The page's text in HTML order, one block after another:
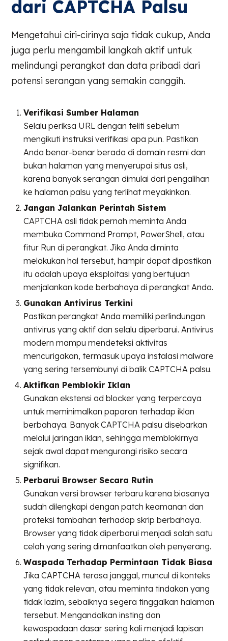
dari CAPTCHA Palsu
Mengetahui ciri-cirinya saja tidak cukup, Anda
juga perlu mengambil langkah aktif untuk
melindungi perangkat dan data pribadi dari
potensi serangan yang semakin canggih.
Verifikasi Sumber Halaman
Selalu periksa URL dengan teliti sebelum
mengikuti instruksi verifikasi apa pun. Pastikan
Anda benar-benar berada di domain resmi dan
bukan halaman yang menyerupai situs asli,
karena banyak serangan dimulai dari pengalihan
ke halaman palsu yang terlihat meyakinkan.
Jangan Jalankan Perintah Sistem
CAPTCHA asli tidak pernah meminta Anda
membuka Command Prompt, PowerShell, atau
fitur Run di perangkat. Jika Anda diminta
melakukan hal tersebut, hampir dapat dipastikan
itu adalah upaya eksploitasi yang bertujuan
menjalankan kode berbahaya di perangkat Anda.
Gunakan Antivirus Terkini
Pastikan perangkat Anda memiliki perlindungan
antivirus yang aktif dan selalu diperbarui. Antivirus
modern mampu mendeteksi aktivitas
mencurigakan, termasuk upaya instalasi malware
yang sering tersembunyi di balik CAPTCHA palsu.
Aktifkan Pemblokir Iklan
Gunakan ekstensi ad blocker yang terpercaya
untuk meminimalkan paparan terhadap iklan
berbahaya. Banyak CAPTCHA palsu disebarkan
melalui jaringan iklan, sehingga memblokirnya
sejak awal dapat mengurangi risiko secara
signifikan.
Perbarui Browser Secara Rutin
Gunakan versi browser terbaru karena biasanya
sudah dilengkapi dengan patch keamanan dan
proteksi tambahan terhadap skrip berbahaya.
Browser yang tidak diperbarui menjadi salah satu
celah yang sering dimanfaatkan oleh penyerang.
Waspada Terhadap Permintaan Tidak Biasa
Jika CAPTCHA terasa janggal, muncul di konteks
yang tidak relevan, atau meminta tindakan yang
tidak lazim, sebaiknya segera tinggalkan halaman
tersebut. Mengandalkan insting dan
kewaspadaan dasar sering kali menjadi lapisan